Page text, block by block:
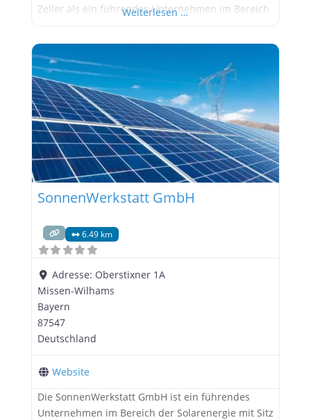
Zeller als ein führendes Unternehmen im Bereich
bietet das Unternehmen maßgeschneiderte
Lösungen für Privat- und Geschäftskunden, die
auf umweltfreundliche Energiequellen setzen
möchten. Die Anfänge
Weiterlesen …
SonnenWerkstatt GmbH
6.49 km
Adresse: Oberstixner 1A
Missen-Wilhams
Bayern
87547
Deutschland
Website
Die SonnenWerkstatt GmbH ist ein führendes
Unternehmen im Bereich der Solarenergie mit Sitz